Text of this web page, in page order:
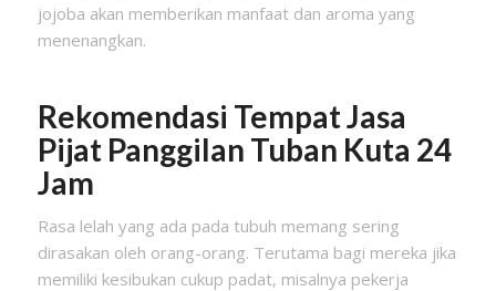
jojoba akan memberikan manfaat dan aroma yang
menenangkan.
Rekomendasi Tempat Jasa
Pijat Panggilan Tuban Kuta 24
Jam
Rasa lelah yang ada pada tubuh memang sering
dirasakan oleh orang-orang. Terutama bagi mereka jika
memiliki kesibukan cukup padat, misalnya pekerja